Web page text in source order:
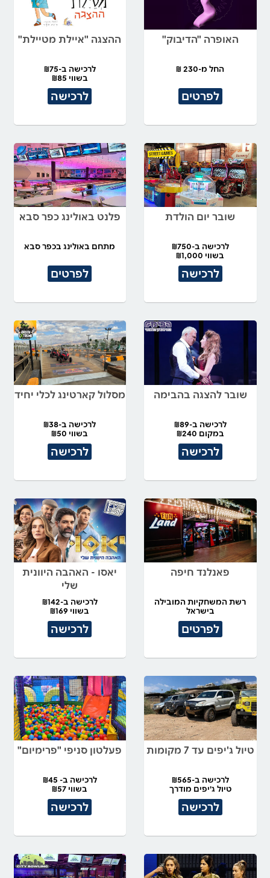
האופרה "הדיבוק"
החל מ-230 ₪
לפרטים
ההצגה "איילת מטיילת"
לרכישה ב-₪75
בשווי ₪85
לרכישה
שובר יום הולדת
לרכישה ב-₪750
בשווי ₪1,000
לרכישה
פלנט באולינג כפר סבא
מתחם באולינג בכפר סבא
לפרטים
שובר להצגה בהבימה
לרכישה ב-₪89
במקום ₪240
לרכישה
מסלול קארטינג לכלי יחיד
לרכישה ב-₪38
בשווי ₪50
לרכישה
פאנלנד חיפה
רשת המשחקיות המובילה
בישראל
לפרטים
יאסו - האהבה היוונית
שלי
לרכישה ב-₪142
בשווי ₪169
לרכישה
טיול ג'יפים עד 7 מקומות
לרכישה ב-₪565
טיול ג'יפים מודרך
לרכישה
פעלטון סניפי "פרימיום"
לרכישה ב- ₪45
בשווי ₪57
לרכישה